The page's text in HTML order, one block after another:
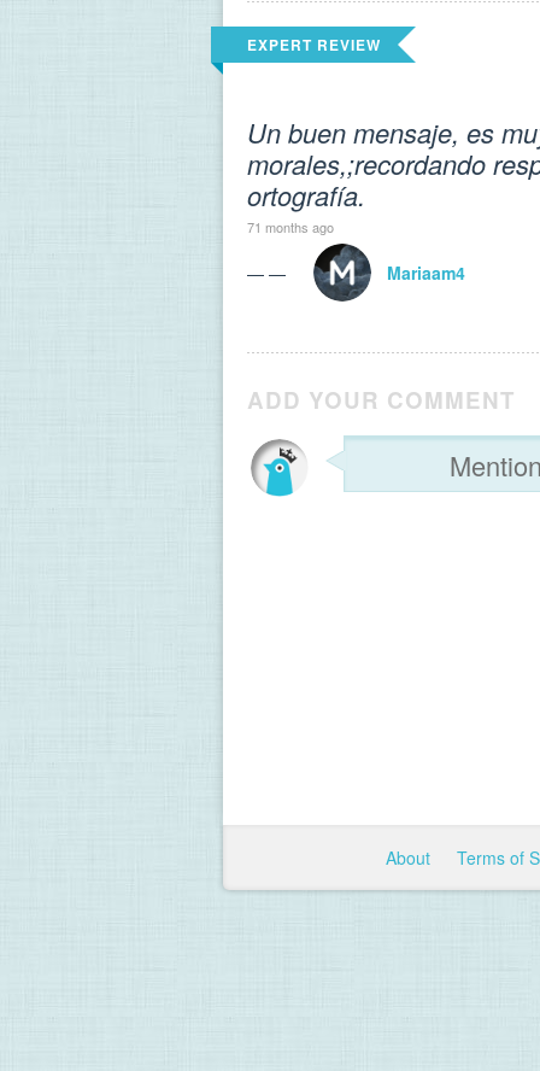
EXPERT REVIEW
Un buen mensaje, es
morales,;recordando
ortografía.
71 months ago
— — Mariaam4
ADD YOUR COMMENT
About Terms of